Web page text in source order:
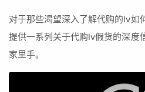
对于那些渴望深入了解代购的lv如
提供一系列关于代购lv假货的深度
家里手。